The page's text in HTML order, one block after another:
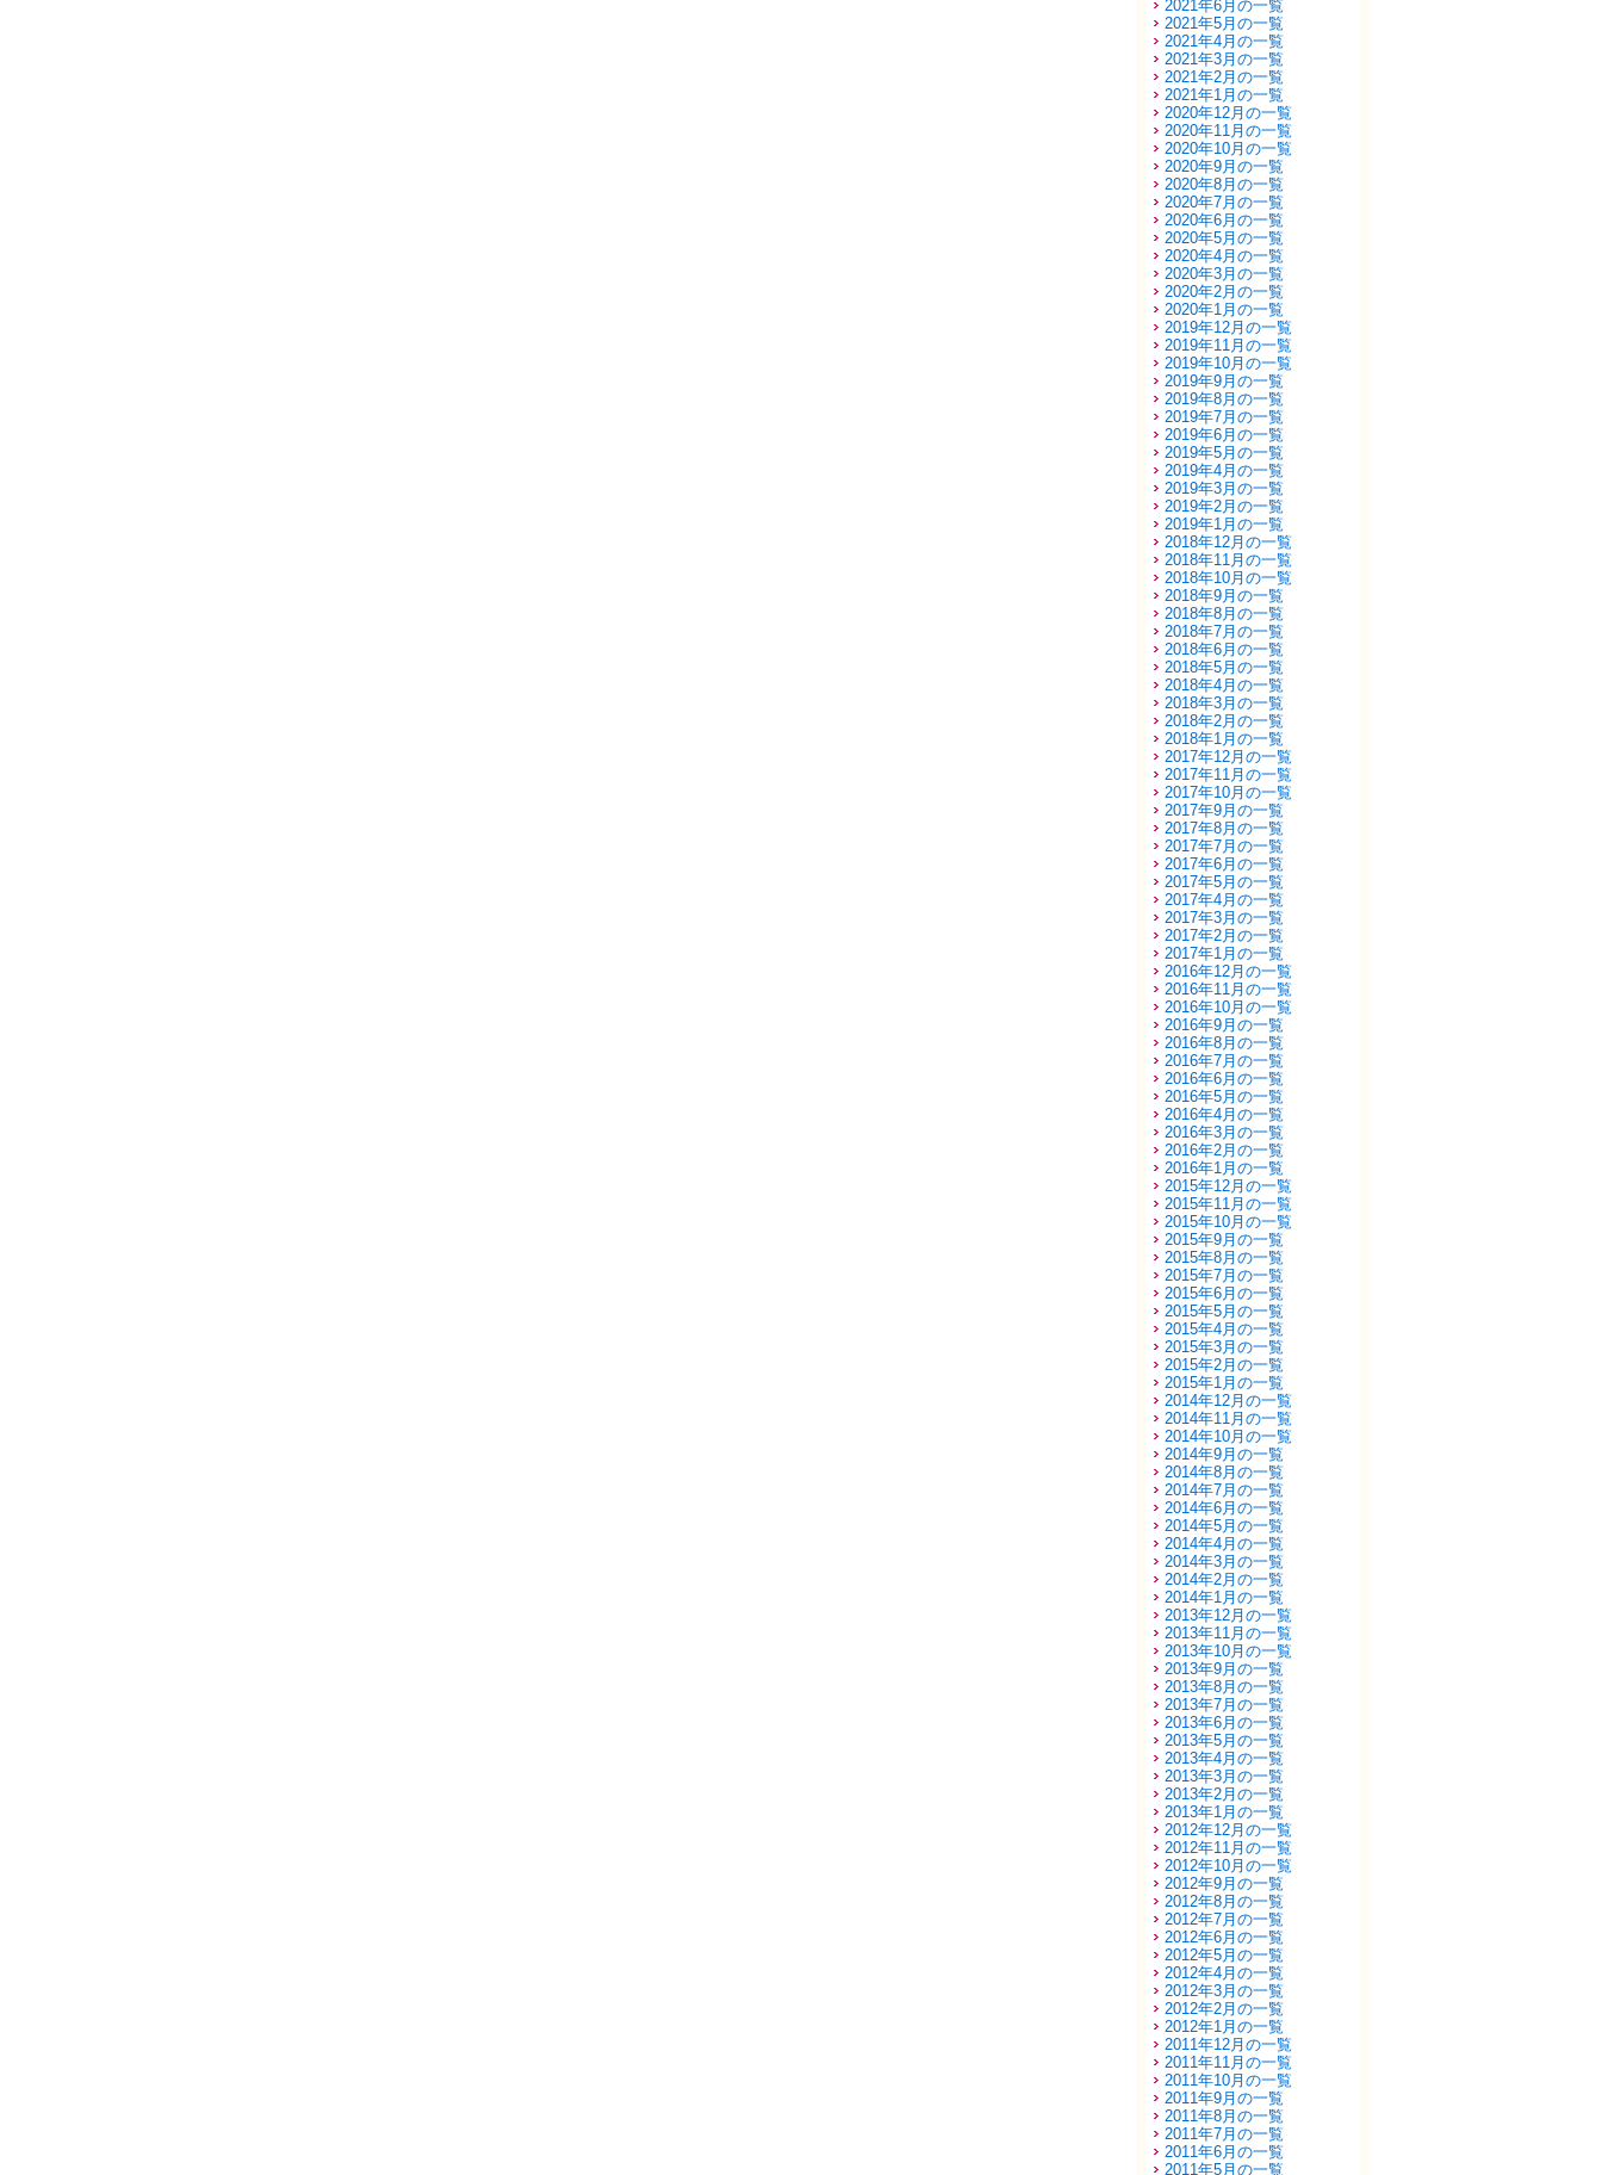
2021年6月の一覧
2021年5月の一覧
2021年4月の一覧
2021年3月の一覧
2021年2月の一覧
2021年1月の一覧
2020年12月の一覧
2020年11月の一覧
2020年10月の一覧
2020年9月の一覧
2020年8月の一覧
2020年7月の一覧
2020年6月の一覧
2020年5月の一覧
2020年4月の一覧
2020年3月の一覧
2020年2月の一覧
2020年1月の一覧
2019年12月の一覧
2019年11月の一覧
2019年10月の一覧
2019年9月の一覧
2019年8月の一覧
2019年7月の一覧
2019年6月の一覧
2019年5月の一覧
2019年4月の一覧
2019年3月の一覧
2019年2月の一覧
2019年1月の一覧
2018年12月の一覧
2018年11月の一覧
2018年10月の一覧
2018年9月の一覧
2018年8月の一覧
2018年7月の一覧
2018年6月の一覧
2018年5月の一覧
2018年4月の一覧
2018年3月の一覧
2018年2月の一覧
2018年1月の一覧
2017年12月の一覧
2017年11月の一覧
2017年10月の一覧
2017年9月の一覧
2017年8月の一覧
2017年7月の一覧
2017年6月の一覧
2017年5月の一覧
2017年4月の一覧
2017年3月の一覧
2017年2月の一覧
2017年1月の一覧
2016年12月の一覧
2016年11月の一覧
2016年10月の一覧
2016年9月の一覧
2016年8月の一覧
2016年7月の一覧
2016年6月の一覧
2016年5月の一覧
2016年4月の一覧
2016年3月の一覧
2016年2月の一覧
2016年1月の一覧
2015年12月の一覧
2015年11月の一覧
2015年10月の一覧
2015年9月の一覧
2015年8月の一覧
2015年7月の一覧
2015年6月の一覧
2015年5月の一覧
2015年4月の一覧
2015年3月の一覧
2015年2月の一覧
2015年1月の一覧
2014年12月の一覧
2014年11月の一覧
2014年10月の一覧
2014年9月の一覧
2014年8月の一覧
2014年7月の一覧
2014年6月の一覧
2014年5月の一覧
2014年4月の一覧
2014年3月の一覧
2014年2月の一覧
2014年1月の一覧
2013年12月の一覧
2013年11月の一覧
2013年10月の一覧
2013年9月の一覧
2013年8月の一覧
2013年7月の一覧
2013年6月の一覧
2013年5月の一覧
2013年4月の一覧
2013年3月の一覧
2013年2月の一覧
2013年1月の一覧
2012年12月の一覧
2012年11月の一覧
2012年10月の一覧
2012年9月の一覧
2012年8月の一覧
2012年7月の一覧
2012年6月の一覧
2012年5月の一覧
2012年4月の一覧
2012年3月の一覧
2012年2月の一覧
2012年1月の一覧
2011年12月の一覧
2011年11月の一覧
2011年10月の一覧
2011年9月の一覧
2011年8月の一覧
2011年7月の一覧
2011年6月の一覧
2011年5月の一覧